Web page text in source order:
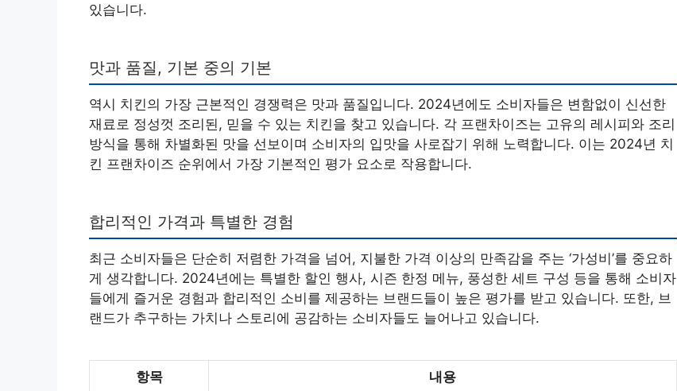
있습니다.
맛과 품질, 기본 중의 기본
역시 치킨의 가장 근본적인 경쟁력은 맛과 품질입니다. 2024년에도 소비자들은 변함없이 신선한
재료로 정성껏 조리된, 믿을 수 있는 치킨을 찾고 있습니다. 각 프랜차이즈는 고유의 레시피와 조리
방식을 통해 차별화된 맛을 선보이며 소비자의 입맛을 사로잡기 위해 노력합니다. 이는 2024년 치
킨 프랜차이즈 순위에서 가장 기본적인 평가 요소로 작용합니다.
합리적인 가격과 특별한 경험
최근 소비자들은 단순히 저렴한 가격을 넘어, 지불한 가격 이상의 만족감을 주는 ‘가성비’를 중요하
게 생각합니다. 2024년에는 특별한 할인 행사, 시즌 한정 메뉴, 풍성한 세트 구성 등을 통해 소비자
들에게 즐거운 경험과 합리적인 소비를 제공하는 브랜드들이 높은 평가를 받고 있습니다. 또한, 브
랜드가 추구하는 가치나 스토리에 공감하는 소비자들도 늘어나고 있습니다.
항목 내용